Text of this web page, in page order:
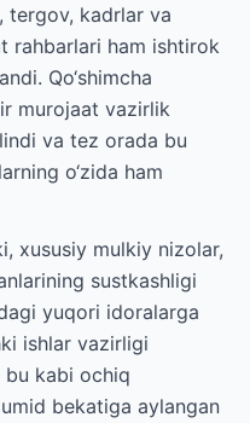
tergov, kadrlar va
rahbarlari ham ishtirok
Qo‘shimcha
murojaat vazirlik
va tez orada bu
o‘zida ham
xususiy mulkiy nizolar,
sustkashligi
yuqori idoralarga
ishlar vazirligi
kabi ochiq
bekatiga aylangan